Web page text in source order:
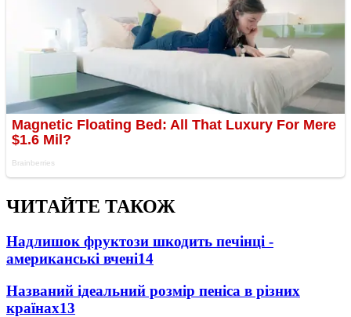
ЧИТАЙТЕ ТАКОЖ
Надлишок фруктози шкодить печінці -
американські вчені14
Названий ідеальний розмір пеніса в різних
країнах13